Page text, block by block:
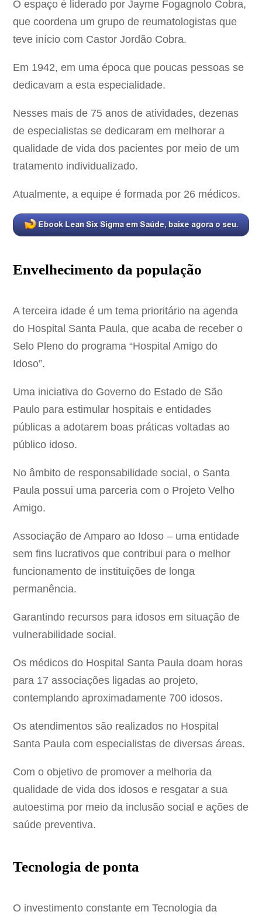
O espaço é liderado por Jayme Fogagnolo Cobra,
que coordena um grupo de reumatologistas que
teve início com Castor Jordão Cobra.
Em 1942, em uma época que poucas pessoas se
dedicavam a esta especialidade.
Nesses mais de 75 anos de atividades, dezenas
de especialistas se dedicaram em melhorar a
qualidade de vida dos pacientes por meio de um
tratamento individualizado.
Atualmente, a equipe é formada por 26 médicos.
Envelhecimento da população
A terceira idade é um tema prioritário na agenda
do Hospital Santa Paula, que acaba de receber o
Selo Pleno do programa “Hospital Amigo do
Idoso”.
Uma iniciativa do Governo do Estado de São
Paulo para estimular hospitais e entidades
públicas a adotarem boas práticas voltadas ao
público idoso.
No âmbito de responsabilidade social, o Santa
Paula possui uma parceria com o Projeto Velho
Amigo.
Associação de Amparo ao Idoso – uma entidade
sem fins lucrativos que contribui para o melhor
funcionamento de instituições de longa
permanência.
Garantindo recursos para idosos em situação de
vulnerabilidade social.
Os médicos do Hospital Santa Paula doam horas
para 17 associações ligadas ao projeto,
contemplando aproximadamente 700 idosos.
Os atendimentos são realizados no Hospital
Santa Paula com especialistas de diversas áreas.
Com o objetivo de promover a melhoria da
qualidade de vida dos idosos e resgatar a sua
autoestima por meio da inclusão social e ações de
saúde preventiva.
Tecnologia de ponta
O investimento constante em Tecnologia da